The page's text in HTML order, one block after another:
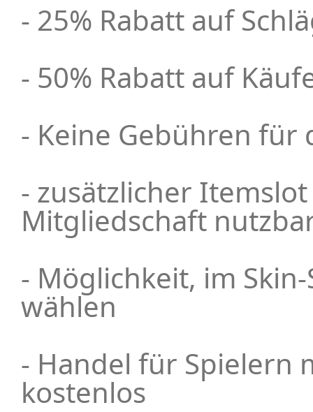
- 25% Rabatt auf
- 50% Rabatt auf
- Keine Gebühren für
- zusätzlicher
Mitgliedschaft
- Möglichkeit, im
wählen
- Handel für Spielern
kostenlos